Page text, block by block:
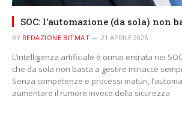
SOC: l’automazione (da sola) non
BY REDAZIONE BITMAT 21 APRILE 2026
L’intelligenza artificiale è ormai entrata nei
che da sola non basta a gestire minacce
Senza competenze e processi maturi,
aumentare il rumore invece della sicurezza